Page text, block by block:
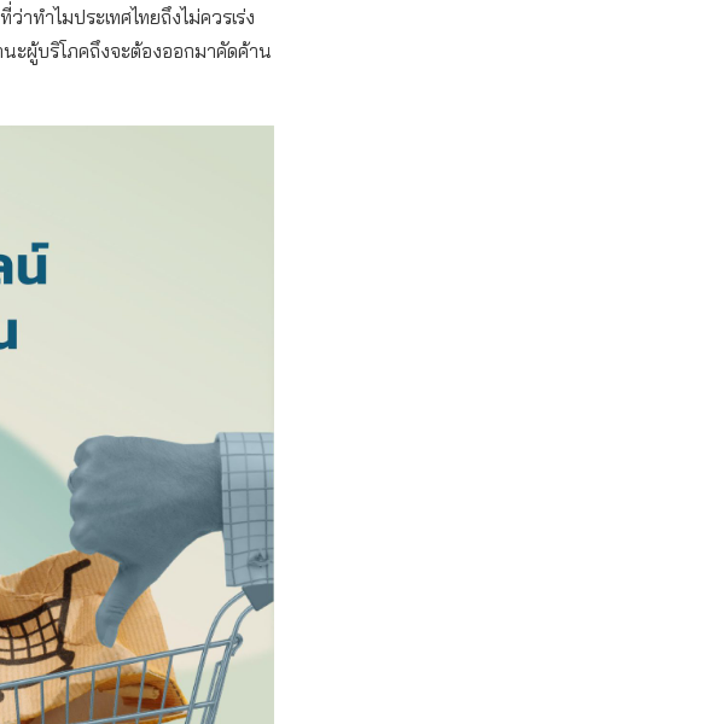
ทำไมประเทศไทยถึงไม่ควรเร่ง
นะผู้บริโภคถึงจะต้องออกมาคัดค้าน